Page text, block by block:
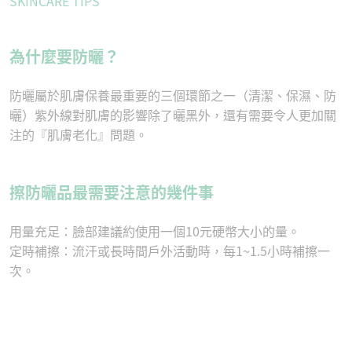
為什麼要防曬？
防曬屬於肌膚保養最重要的三個環節之一（清潔、保濕、防
曬）紫外線對肌膚的影響除了曬黑外，還有需要令人更加關
注的『肌膚老化』問題。
擦防曬品最需要注意的幾件事
用量充足：臉部建議約使用一個10元硬幣大小的量。
定時補擦：流汗或長時間戶外活動時，每1~1.5小時補擦一
次。